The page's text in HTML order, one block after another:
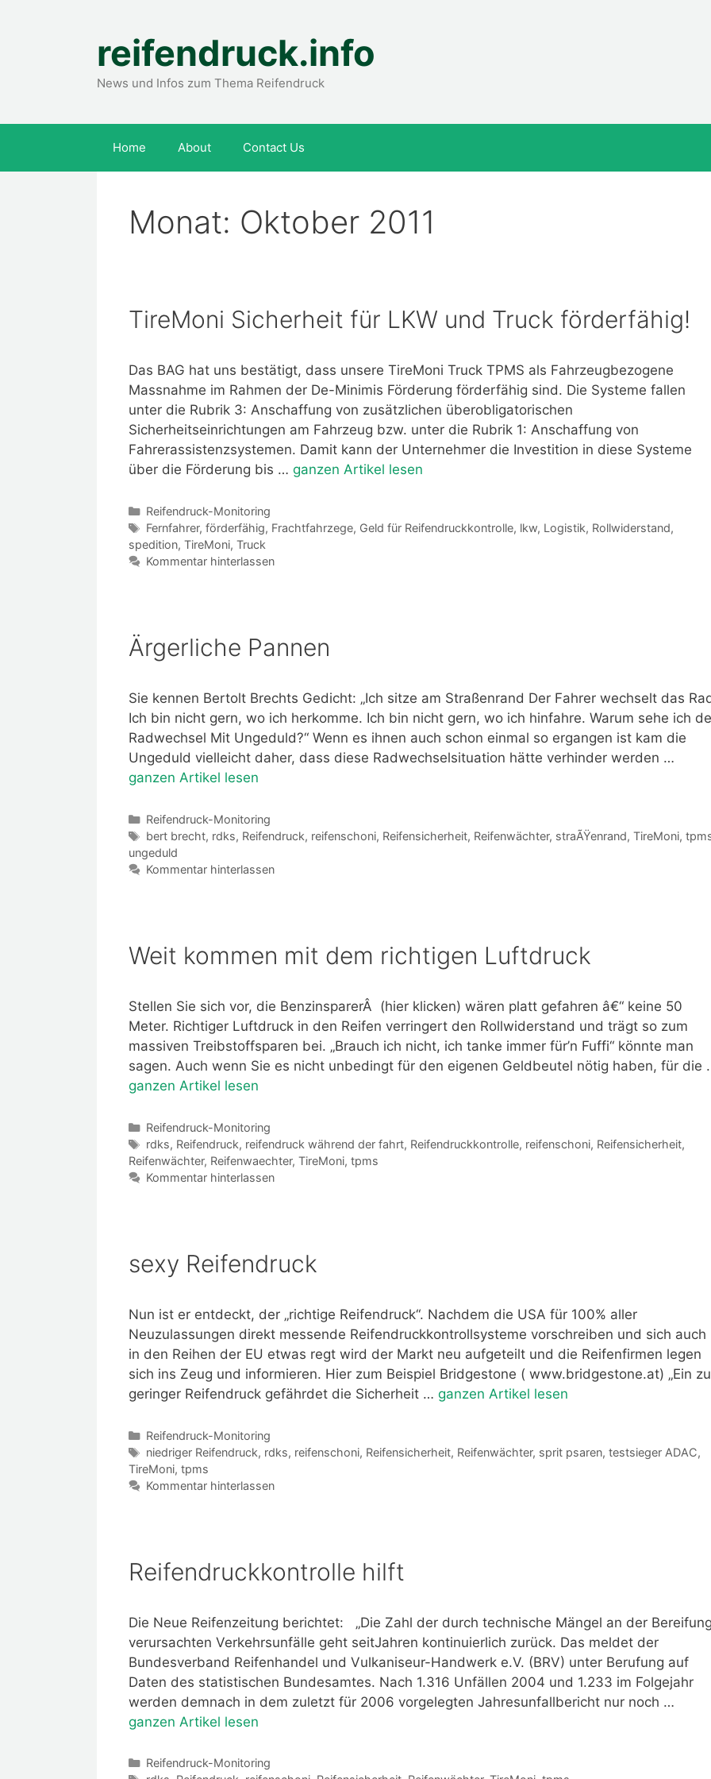
reifendruck.info
News und Infos zum Thema Reifendruck
Home About Contact Us
Monat: Oktober 2011
TireMoni Sicherheit für LKW und Truck förderfähig!
Das BAG hat uns bestätigt, dass unsere TireMoni Truck TPMS als Fahrzeugbezogene
Massnahme im Rahmen der De-Minimis Förderung förderfähig sind. Die Systeme fallen
unter die Rubrik 3: Anschaffung von zusätzlichen überobligatorischen
Sicherheitseinrichtungen am Fahrzeug bzw. unter die Rubrik 1: Anschaffung von
Fahrerassistenzsystemen. Damit kann der Unternehmer die Investition in diese Systeme
über die Förderung bis … ganzen Artikel lesen
Kategorien
Reifendruck-Monitoring
Schlagwörter
Fernfahrer, förderfähig, Frachtfahrzege, Geld für Reifendruckkontrolle, lkw, Logistik, Rollwiderstand,
spedition, TireMoni, Truck
Kommentar hinterlassen
Ärgerliche Pannen
Sie kennen Bertolt Brechts Gedicht: „Ich sitze am Straßenrand Der Fahrer wechselt das
Ich bin nicht gern, wo ich herkomme. Ich bin nicht gern, wo ich hinfahre. Warum sehe ich
Radwechsel Mit Ungeduld?“ Wenn es ihnen auch schon einmal so ergangen ist kam die
Ungeduld vielleicht daher, dass diese Radwechselsituation hätte verhinder werden …
ganzen Artikel lesen
Kategorien
Reifendruck-Monitoring
Schlagwörter
bert brecht, rdks, Reifendruck, reifenschoni, Reifensicherheit, Reifenwächter, straÃŸenrand, TireMoni,
ungeduld
Kommentar hinterlassen
Weit kommen mit dem richtigen Luftdruck
Stellen Sie sich vor, die BenzinsparerÂ (hier klicken) wären platt gefahren â€“ keine 50
Meter. Richtiger Luftdruck in den Reifen verringert den Rollwiderstand und trägt so zum
massiven Treibstoffsparen bei. „Brauch ich nicht, ich tanke immer für’n Fuffi“ könnte man
sagen. Auch wenn Sie es nicht unbedingt für den eigenen Geldbeutel nötig haben, für die
ganzen Artikel lesen
Kategorien
Reifendruck-Monitoring
Schlagwörter
rdks, Reifendruck, reifendruck während der fahrt, Reifendruckkontrolle, reifenschoni, Reifensicherheit,
Reifenwächter, Reifenwaechter, TireMoni, tpms
Kommentar hinterlassen
sexy Reifendruck
Nun ist er entdeckt, der „richtige Reifendruck“. Nachdem die USA für 100% aller
Neuzulassungen direkt messende Reifendruckkontrollsysteme vorschreiben und sich auch
in den Reihen der EU etwas regt wird der Markt neu aufgeteilt und die Reifenfirmen legen
sich ins Zeug und informieren. Hier zum Beispiel Bridgestone ( www.bridgestone.at) „Ein zu
geringer Reifendruck gefährdet die Sicherheit … ganzen Artikel lesen
Kategorien
Reifendruck-Monitoring
Schlagwörter
niedriger Reifendruck, rdks, reifenschoni, Reifensicherheit, Reifenwächter, sprit psaren, testsieger ADAC,
TireMoni, tpms
Kommentar hinterlassen
Reifendruckkontrolle hilft
Die Neue Reifenzeitung berichtet: „Die Zahl der durch technische Mängel an der
verursachten Verkehrsunfälle geht seitJahren kontinuierlich zurück. Das meldet der
Bundesverband Reifenhandel und Vulkaniseur-Handwerk e.V. (BRV) unter Berufung auf
Daten des statistischen Bundesamtes. Nach 1.316 Unfällen 2004 und 1.233 im Folgejahr
werden demnach in dem zuletzt für 2006 vorgelegten Jahresunfallbericht nur noch …
ganzen Artikel lesen
Kategorien
Reifendruck-Monitoring